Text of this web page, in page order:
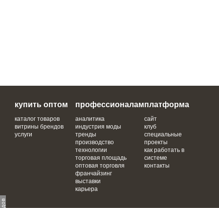
купить оптом
каталог товаров
витрины брендов
услуги
профессионалам
аналитика
индустрия моды
тренды
производство
технологии
торговая площадь
оптовая торговля
франчайзинг
выставки
карьера
платформа
сайт
клуб
специальные
проекты
как работать в
системе
контакты